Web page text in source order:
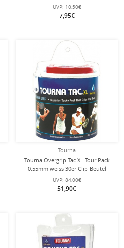
UVP: 10,50€
7,95€
Tourna
Tourna Overgrip Tac XL Tour Pack
0.55mm weiss 30er Clip-Beutel
UVP: 84,00€
51,90€